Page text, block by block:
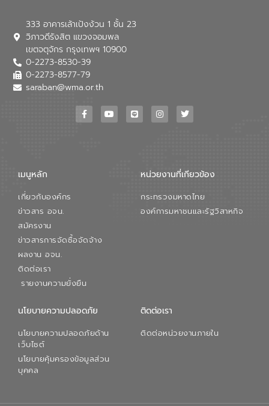
ใช้น้ำที่พุ่งสูงขึ้นจากการขยายตัวของ
การองค์การจัดการน้ำเสีย กล่าวถึงภารกิจ
เพื่อสนับสนุนการพัฒนาเมืองอย่างยั่งยืน
ขณะที่ นายบดินทร์ อุดล กรรมการผู้อำนวย
สมดุลทางเศรษฐกิจและสิ่งแวดล้อมได้อย่าง
ภาคเอกชนในครั้งนี้ นับเป็นก้าวสำคัญของ
องค์การจัดการน้ำเสีย (อจน.) ในการร่วมวาง
333 อาคารเล้าเป้งง้วน 1 ชั้น 23
วิภาวดีรังสิต แขวงจอมพล
เขตจตุจักร กรุงเทพฯ 10900
0-2273-8530-39
0-2273-8577-79
saraban@wma.or.th
เมนูหลัก
เกี่ยวกับองค์กร
ข่าวสาร อจน.
สมัครงาน
ข่าวสารการจัดซื้อจัดจ้าง
ผลงาน อจน.
ติดต่อเรา
รายงานความยั่งยืน
หน่วยงานที่เกียวข้อง
กระทรวงมหาดไทย
องค์การมหาชนและรัฐวิสาหกิจ
นโยบายความปลอดภัย
นโยบายความปลอดภัยด้าน
เว็บไซต์
นโยบายคุ้มครองข้อมูลส่วน
บุคคล
ติดต่อเรา
ติดต่อหน่วยงานภายใน